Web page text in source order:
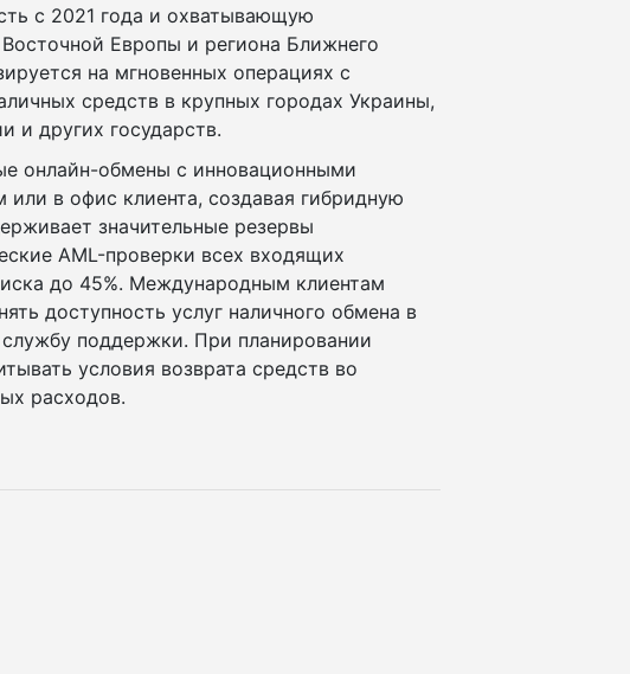
с 2021 года и охватывающую
Европы и региона Ближнего
на мгновенных операциях с
средств в крупных городах Украины,
и других государств.
онлайн-обмены с инновационными
в офис клиента, создавая гибридную
значительные резервы
AML-проверки всех входящих
до 45%. Международным клиентам
доступность услуг наличного обмена в
поддержки. При планировании
условия возврата средств во
расходов.